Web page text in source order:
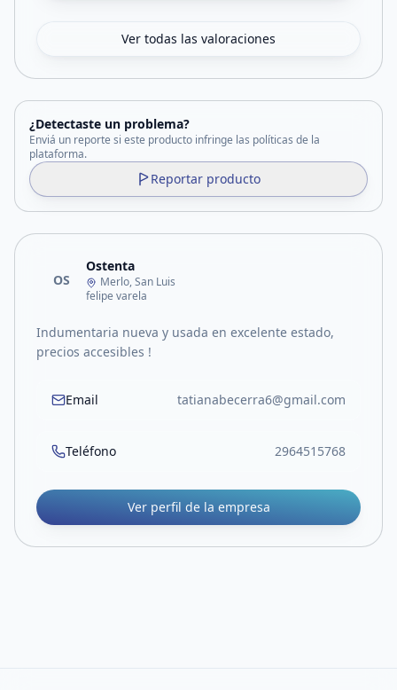
Ver todas las valoraciones
¿Detectaste un problema?
Enviá un reporte si este producto infringe las políticas de la
plataforma.
Reportar producto
OS
Ostenta
Merlo, San Luis
felipe varela
Indumentaria nueva y usada en excelente estado,
precios accesibles !
Email tatianabecerra6@gmail.com
Teléfono 2964515768
Ver perfil de la empresa